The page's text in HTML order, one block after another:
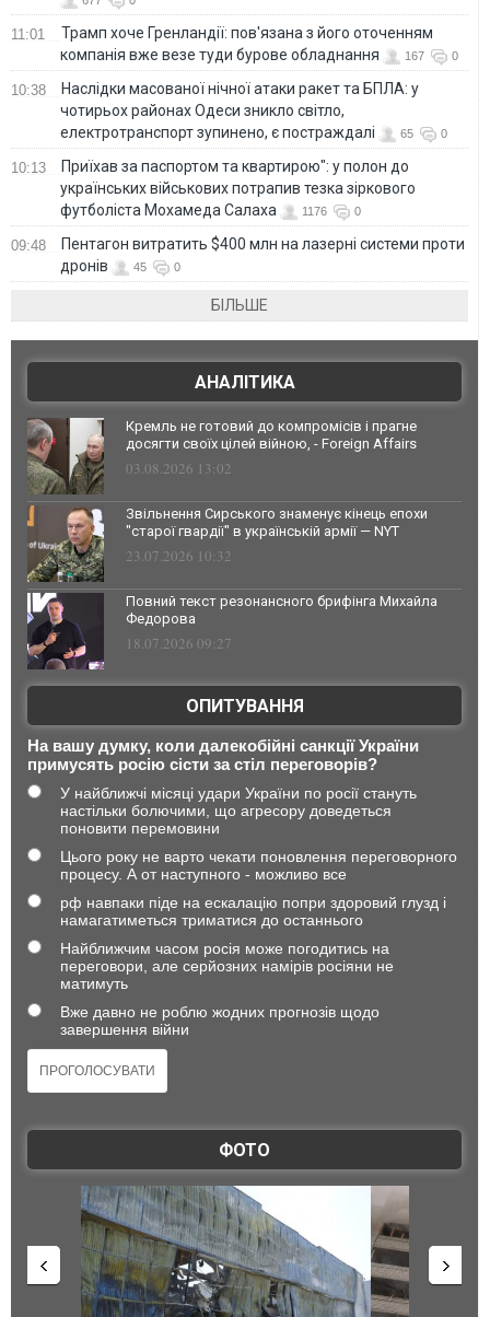
11:01
Трамп хоче Гренландії: пов'язана з його оточенням
компанія вже везе туди бурове обладнання
167 0
10:38
Наслідки масованої нічної атаки ракет та БПЛА: у
чотирьох районах Одеси зникло світло,
електротранспорт зупинено, є постраждалі
65 0
10:13
Приїхав за паспортом та квартирою": у полон до
українських військових потрапив тезка зіркового
футболіста Мохамеда Салаха
1176 0
09:48
Пентагон витратить $400 млн на лазерні системи проти
дронів
45 0
БІЛЬШЕ
АНАЛІТИКА
Кремль не готовий до компромісів і прагне
досягти своїх цілей війною, - Foreign Affairs
03.08.2026 13:02
Звільнення Сирського знаменує кінець епохи
"старої гвардії" в українській армії — NYT
23.07.2026 10:32
Повний текст резонансного брифінга Михайла
Федорова
18.07.2026 09:27
ОПИТУВАННЯ
На вашу думку, коли далекобійні санкції України
примусять росію сісти за стіл переговорів?
У найближчі місяці удари України по росії стануть
настільки болючими, що агресору доведеться
поновити перемовини
Цього року не варто чекати поновлення переговорного
процесу. А от наступного - можливо все
рф навпаки піде на ескалацію попри здоровий глузд і
намагатиметься триматися до останнього
Найближчим часом росія може погодитись на
переговори, але серйозних намірів росіяни не
матимуть
Вже давно не роблю жодних прогнозів щодо
завершення війни
ФОТО